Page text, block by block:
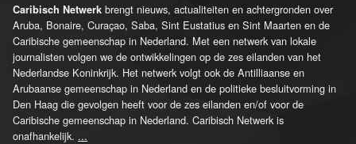
Caribisch Netwerk brengt nieuws, actualiteiten en achtergronden over
Aruba, Bonaire, Curaçao, Saba, Sint Eustatius en Sint Maarten en de
Caribische gemeenschap in Nederland. Met een netwerk van lokale
journalisten volgen we de ontwikkelingen op de zes eilanden van het
Nederlandse Koninkrijk. Het netwerk volgt ook de Antilliaanse en
Arubaanse gemeenschap in Nederland en de politieke besluitvorming in
Den Haag die gevolgen heeft voor de zes eilanden en/of voor de
Caribische gemeenschap in Nederland. Caribisch Netwerk is
onafhankelijk. ...